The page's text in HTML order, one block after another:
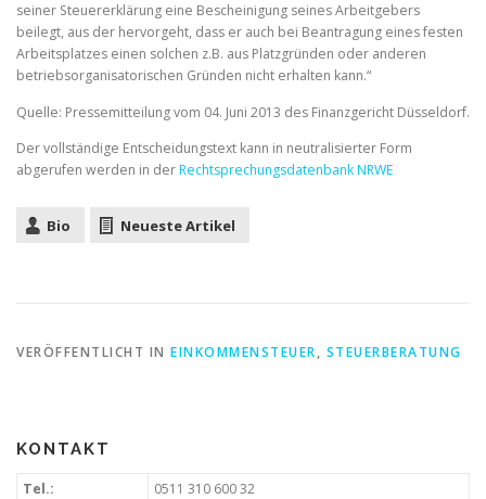
seiner Steuererklärung eine Bescheinigung seines Arbeitgebers
beilegt, aus der hervorgeht, dass er auch bei Beantragung eines festen
Arbeitsplatzes einen solchen z.B. aus Platzgründen oder anderen
betriebsorganisatorischen Gründen nicht erhalten kann.“
Quelle: Pressemitteilung vom 04. Juni 2013 des Finanzgericht Düsseldorf.
Der vollständige Entscheidungstext kann in neutralisierter Form
abgerufen werden in derRechtsprechungsdatenbank NRWE
Bio Neueste Artikel
VERÖFFENTLICHT IN EINKOMMENSTEUER, STEUERBERATUNG
KONTAKT
Tel.:
0511 310 600 32